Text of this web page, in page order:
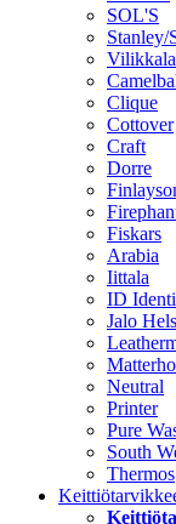
SOL'S
Stanley/
Vilikkala
Clique
Cottover
Craft
Dorre
Fiskars
Arabia
Iittala
ID
Jalo
Neutral
Printer
Pure
South
Thermos